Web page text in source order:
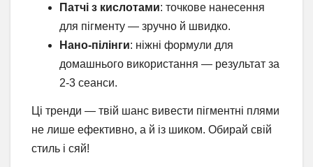
Патчі з кислотами: точкове нанесення
для пігменту — зручно й швидко.
Нано-пілінги: ніжні формули для
домашнього використання — результат за
2-3 сеанси.
Ці тренди — твій шанс вивести пігментні плями
не лише ефективно, а й із шиком. Обирай свій
стиль і сяй!